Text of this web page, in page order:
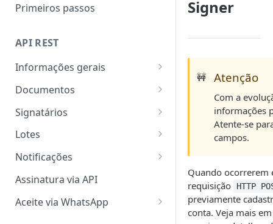
Primeiros passos
API REST
Informações gerais
Mensagens de erro
Segurança
Limite de requisições
Documentos
Criar documento via upload
Criar modelo via upload
Criar documento via Modelos
Visualizar documento
Visualizar todos os
documentos
Signatários
Criar signatário
Visualizar signatário
Adicionar signatário a
Remover signatário de
Lotes
Criar lote
Notificações
Solicitar assinatura por e-mail
Solicitar assinatura por
Whatsapp
Assinatura via API
Aceite via WhatsApp
Signer
🚧 Atenção
Com a
informações
Atente-se
campos.
Quando ocorrerem
requisição
HTTP
previamente
conta. Veja mais